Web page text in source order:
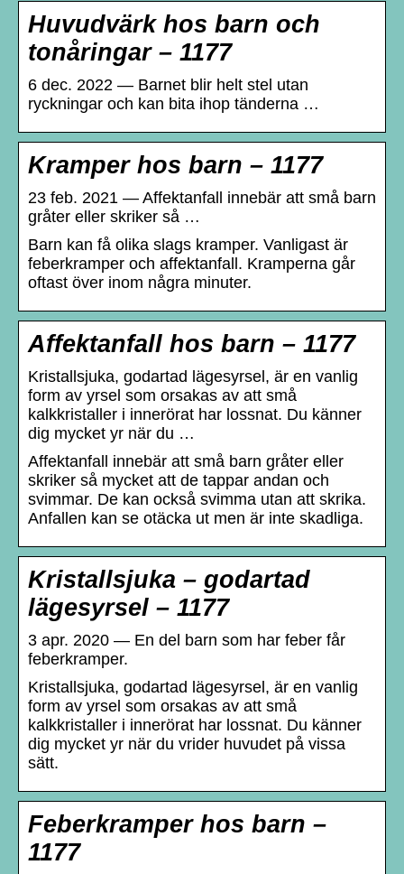
Huvudvärk hos barn och
tonåringar – 1177
6 dec. 2022 — Barnet blir helt stel utan
ryckningar och kan bita ihop tänderna …
Kramper hos barn – 1177
23 feb. 2021 — Affektanfall innebär att små barn
gråter eller skriker så …
Barn kan få olika slags kramper. Vanligast är
feberkramper och affektanfall. Kramperna går
oftast över inom några minuter.
Affektanfall hos barn – 1177
Kristallsjuka, godartad lägesyrsel, är en vanlig
form av yrsel som orsakas av att små
kalkkristaller i innerörat har lossnat. Du känner
dig mycket yr när du …
Affektanfall innebär att små barn gråter eller
skriker så mycket att de tappar andan och
svimmar. De kan också svimma utan att skrika.
Anfallen kan se otäcka ut men är inte skadliga.
Kristallsjuka – godartad
lägesyrsel – 1177
3 apr. 2020 — En del barn som har feber får
feberkramper.
Kristallsjuka, godartad lägesyrsel, är en vanlig
form av yrsel som orsakas av att små
kalkkristaller i innerörat har lossnat. Du känner
dig mycket yr när du vrider huvudet på vissa
sätt.
Feberkramper hos barn –
1177